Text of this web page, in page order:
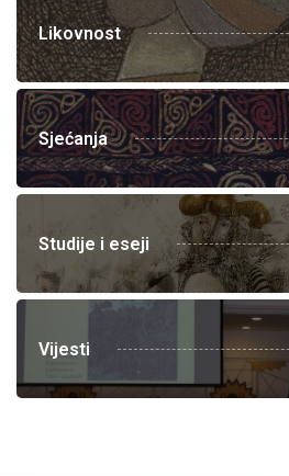
Likovnost
Sjećanja
Studije i eseji
Vijesti